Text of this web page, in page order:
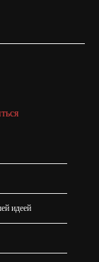
идеей